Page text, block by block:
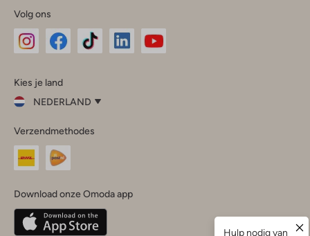
Volg ons
InstagramFacebook
Kies je land
NEDERLAND
je
land
Nederland
Belgique(Français)
Deutschland
Verzendmethodes
Download onze Omoda app